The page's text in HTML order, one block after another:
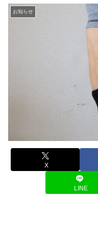
お知らせ
X
LINE